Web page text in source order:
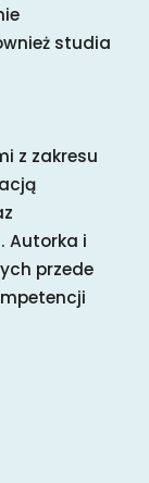
studia
z zakresu
Autorka i
przede